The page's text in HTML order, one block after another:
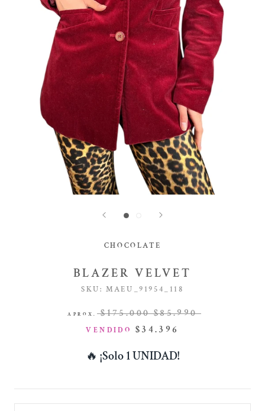
CHOCOLATE
BLAZER VELVET
SKU:MAEU_91954_118
APROX. $175.000 $85.990
VENDIDO $34.396
🔥 ¡Solo 1 UNIDAD!